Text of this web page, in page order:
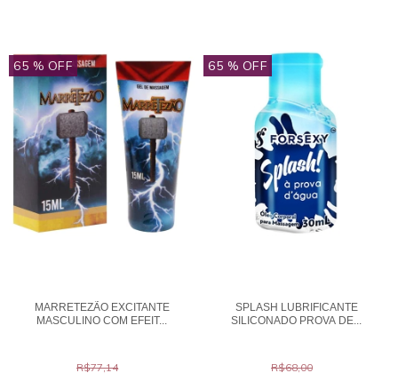
65 % OFF
MARRETEZÃO EXCITANTE
MASCULINO COM EFEIT...
R$77,14
65 % OFF
SPLASH LUBRIFICANTE
SILICONADO PROVA DE...
R$68,00